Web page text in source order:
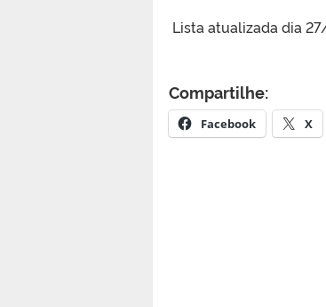
Lista atualizada dia
Compartilhe:
Facebook X